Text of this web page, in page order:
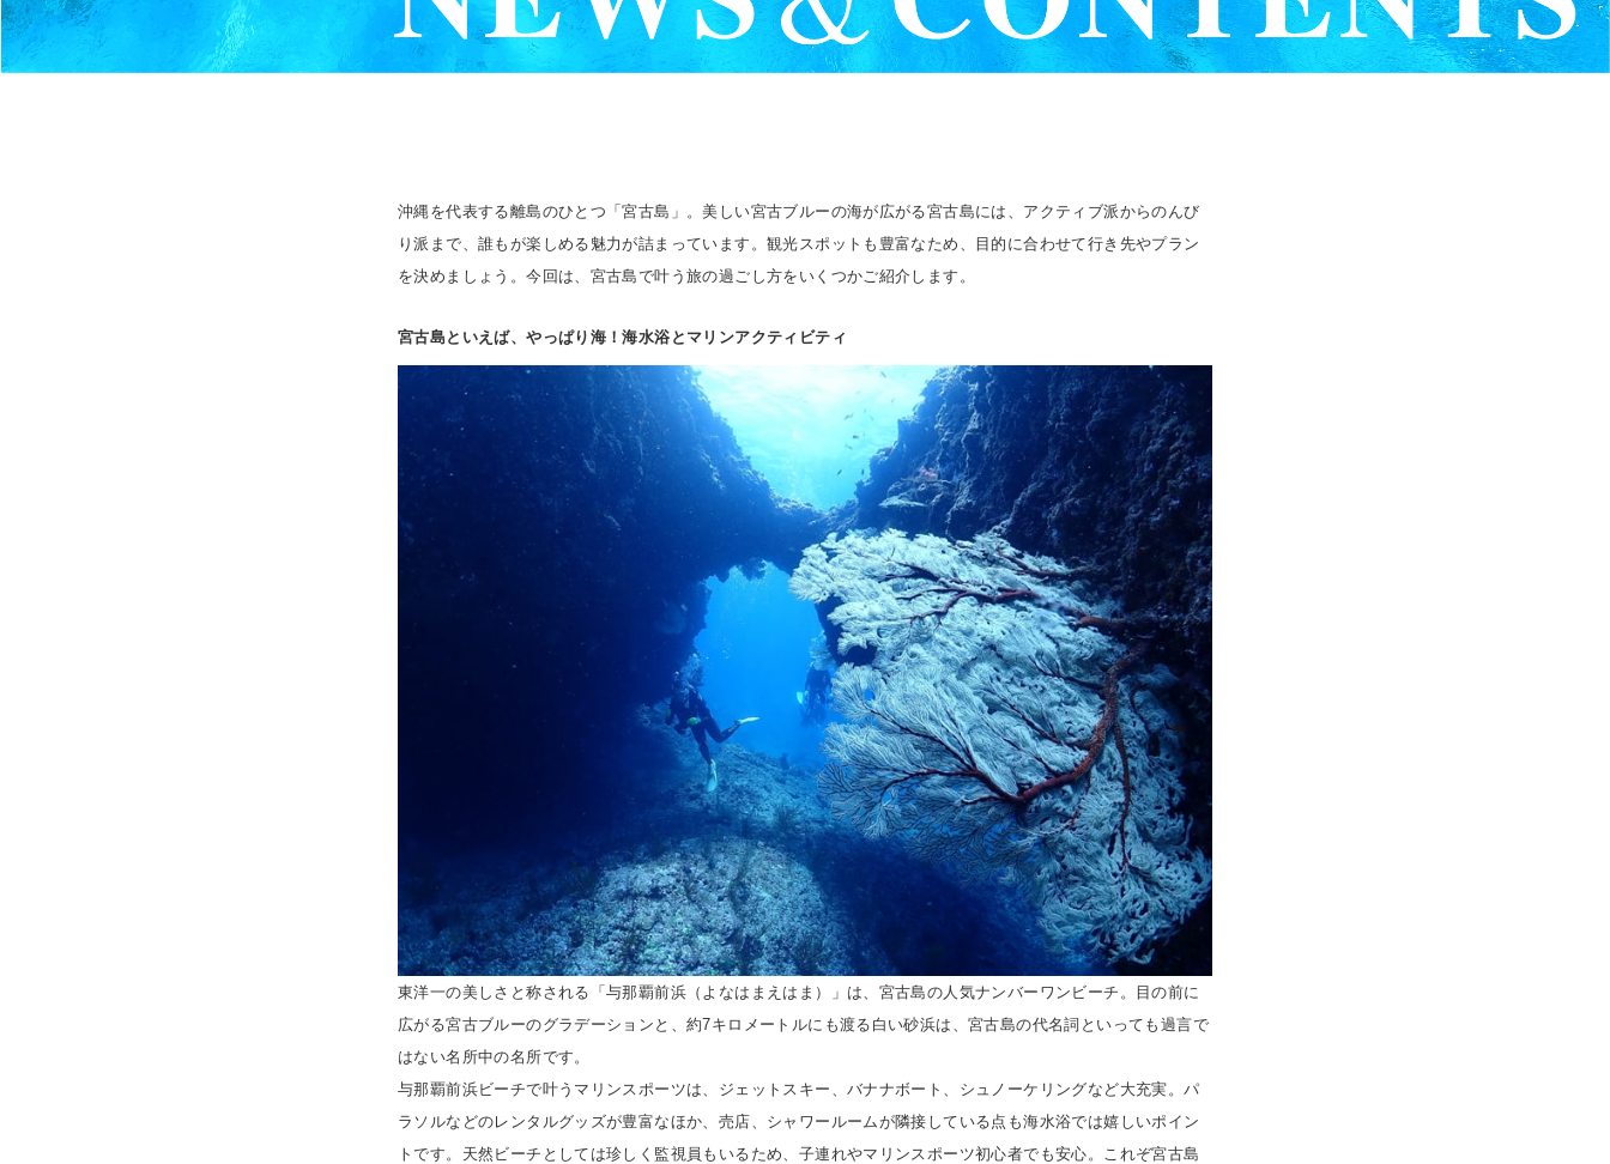
沖縄を代表する離島のひとつ「宮古島」。美しい宮古ブルーの海が広がる宮古島には、アクティブ派からのんび
り派まで、誰もが楽しめる魅力が詰まっています。観光スポットも豊富なため、目的に合わせて行き先やプラン
を決めましょう。今回は、宮古島で叶う旅の過ごし方をいくつかご紹介します。
宮古島といえば、やっぱり海！海水浴とマリンアクティビティ
東洋一の美しさと称される「与那覇前浜（よなはまえはま）」は、宮古島の人気ナンバーワンビーチ。目の前に
広がる宮古ブルーのグラデーションと、約7キロメートルにも渡る白い砂浜は、宮古島の代名詞といっても過言で
はない名所中の名所です。
与那覇前浜ビーチで叶うマリンスポーツは、ジェットスキー、バナナボート、シュノーケリングなど大充実。パ
ラソルなどのレンタルグッズが豊富なほか、売店、シャワールームが隣接している点も海水浴では嬉しいポイン
トです。天然ビーチとしては珍しく監視員もいるため、子連れやマリンスポーツ初心者でも安心。これぞ宮古島